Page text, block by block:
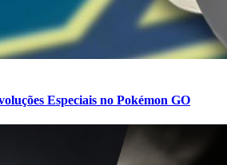
Especiais no Pokémon GO